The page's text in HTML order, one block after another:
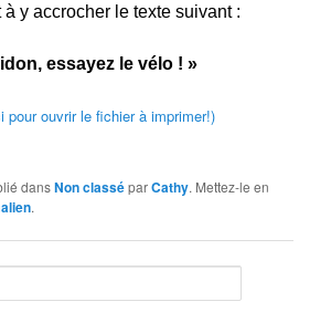
à y accrocher le texte suivant :
essayez le vélo ! »
pour ouvrir le fichier à imprimer!)
dansNon classéparCathy. Mettez-le en
.